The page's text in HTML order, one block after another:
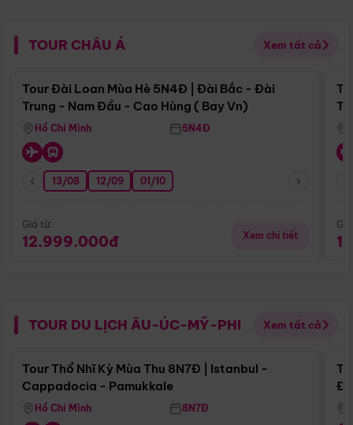
TOUR CHÂU Á Xem tất cả
Điểm nổi bật
Tour Đài Loan Mùa Hè 5N4Đ | Đài Bắc - Đài
Trung - Nam Đầu - Cao Hùng ( Bay Vn)
Hồ Chí Minh 5N4Đ
13/08 12/09 01/10
Giá từ:
12.999.000đ Xem chi tiết
TOUR DU LỊCH ÂU-ÚC-MỸ-PHI Xem tất cả
Điểm nổi bật
Tour Thổ Nhĩ Kỳ Mùa Thu 8N7Đ | Istanbul -
Cappadocia - Pamukkale
Hồ Chí Minh 8N7Đ